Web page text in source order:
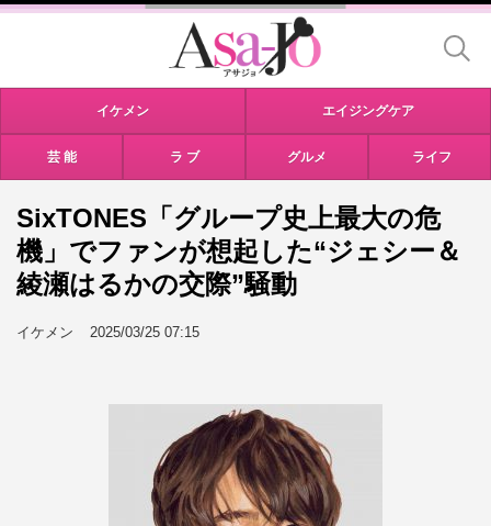
イケメン エイジングケア
芸 能 ラ ブ グルメ ライフ
SixTONES「グループ史上最大の危
機」でファンが想起した“ジェシー＆
綾瀬はるかの交際”騒動
イケメン 2025/03/25 07:15